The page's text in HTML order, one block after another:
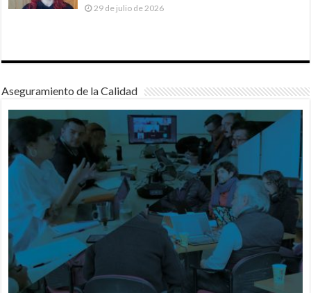
29 de julio de 2026
Aseguramiento de la Calidad